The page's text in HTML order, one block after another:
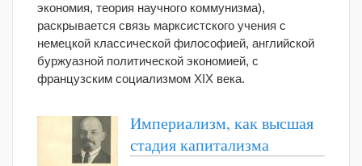
экономия, теория научного коммунизма),
раскрывается связь марксистского учения с
немецкой классической философией, английской
буржуазной политической экономией, с
французским социализмом XIX века.
Империализм, как высшая
стадия капитализма